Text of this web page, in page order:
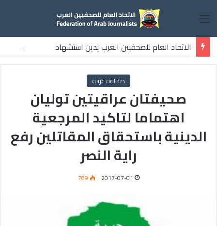
القائمة
الاتحاد العام للصحفيين العرب يدين استشهاد
ثلاثة صحفيين فلسطينيين باستهداف إسرائيلي وسط قطاع غزة
صحافة عربية
صحيفتان عراقيتين توليان
اهتماما لتاكيد المرجعية
الدينية باستحقاق المقاتلين رفع
راية النصر
2017-07-01
789